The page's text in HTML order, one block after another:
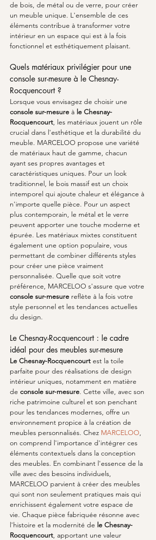
de bois, de métal ou de verre, pour créer
un meuble unique. L'ensemble de ces
éléments contribue à transformer votre
intérieur en un espace qui est à la fois
fonctionnel et esthétiquement plaisant.
Quels matériaux privilégier pour une
console sur-mesure à le Chesnay-
Rocquencourt ?
Lorsque vous envisagez de choisir une
console sur-mesure à le Chesnay-
Rocquencourt, les matériaux jouent un rôle
crucial dans l'esthétique et la durabilité du
meuble. MARCELOO propose une variété
de matériaux haut de gamme, chacun
ayant ses propres avantages et
caractéristiques uniques. Pour un look
traditionnel, le bois massif est un choix
intemporel qui ajoute chaleur et élégance à
n'importe quelle pièce. Pour un aspect
plus contemporain, le métal et le verre
peuvent apporter une touche moderne et
épurée. Les matériaux mixtes constituent
également une option populaire, vous
permettant de combiner différents styles
pour créer une pièce vraiment
personnalisée. Quelle que soit votre
préférence, MARCELOO s'assure que votre
console sur-mesure reflète à la fois votre
style personnel et les tendances actuelles
du design.
Le Chesnay-Rocquencourt : le cadre
idéal pour des meubles sur-mesure
Le Chesnay-Rocquencourt est la toile
parfaite pour des réalisations de design
intérieur uniques, notamment en matière
de console sur-mesure. Cette ville, avec son
riche patrimoine culturel et son penchant
pour les tendances modernes, offre un
environnement propice à la création de
meubles personnalisés. Chez MARCELOO,
on comprend l'importance d'intégrer ces
éléments contextuels dans la conception
des meubles. En combinant l'essence de la
ville avec des besoins individuels,
MARCELOO parvient à créer des meubles
qui sont non seulement pratiques mais qui
enrichissent également votre espace de
vie. Chaque pièce fabriquée résonne avec
l'histoire et la modernité de le Chesnay-
Rocquencourt, apportant une valeur